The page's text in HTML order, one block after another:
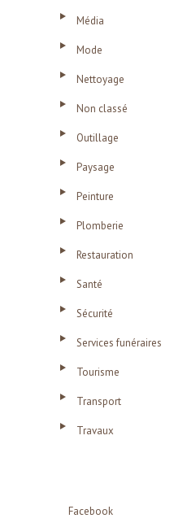
Média
Mode
Nettoyage
Non classé
Outillage
Paysage
Peinture
Plomberie
Restauration
Santé
Sécurité
Services funéraires
Tourisme
Transport
Travaux
Facebook